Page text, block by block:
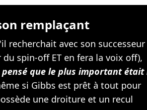
remplaçant
recherchait avec son successeur
spin-off ET en fera la voix off),
que le plus important était
si Gibbs est prêt à tout pour
une droiture et un recul